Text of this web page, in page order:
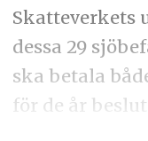
Skatteverkets
dessa 29
ska betala
för de år